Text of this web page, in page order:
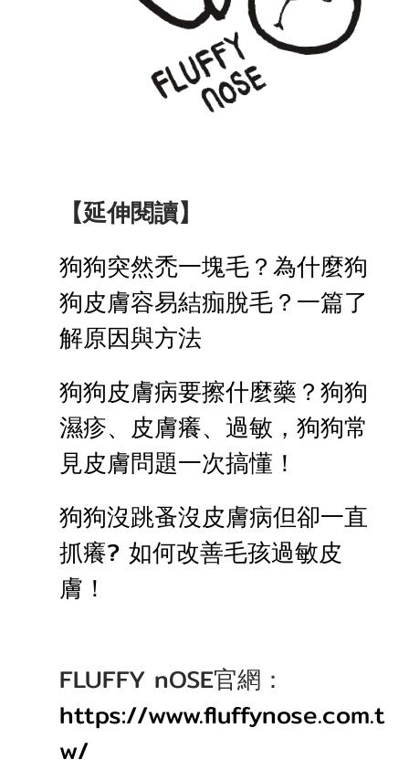
【延伸閱讀】
狗狗突然禿一塊毛？為什麼狗
狗皮膚容易結痂脫毛？一篇了
解原因與方法
狗狗皮膚病要擦什麼藥？狗狗
濕疹、皮膚癢、過敏，狗狗常
見皮膚問題一次搞懂！
狗狗沒跳蚤沒皮膚病但卻一直
抓癢? 如何改善毛孩過敏皮
膚！
FLUFFY nOSE官網：
https://www.fluffynose.com.t
w/